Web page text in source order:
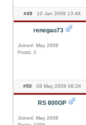
#49 10 Jan 2009 13:48
renegao73
Joined: May 2009
Posts: 2
#50 08 May 2009 08:34
RS 800GP
Joined: May 2008